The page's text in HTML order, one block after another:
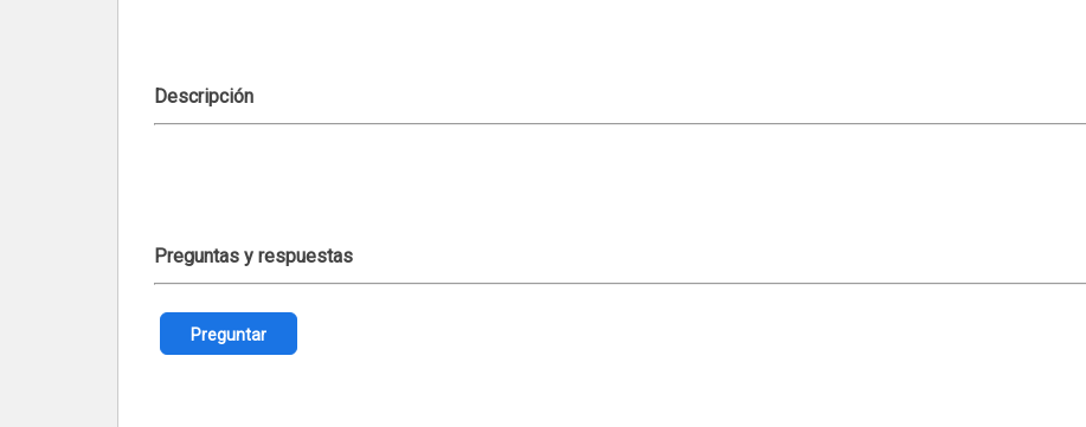
Descripción
Preguntas y respuestas
Preguntar